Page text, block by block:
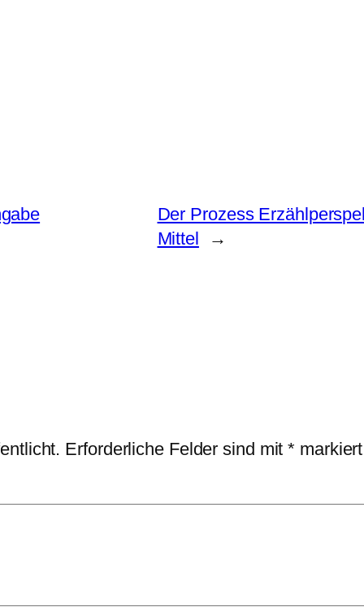
Der Prozess
Mittel
→
Erforderliche Felder sind mit* markiert